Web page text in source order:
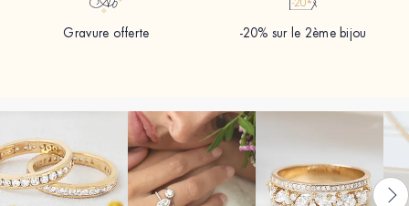
Gravure offerte -20% sur le 2ème bijou